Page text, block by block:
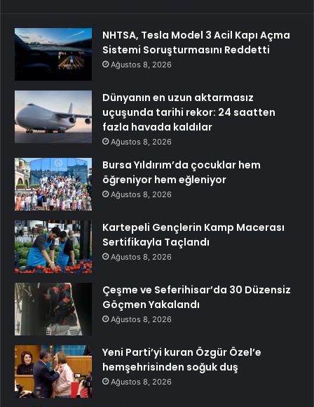
NHTSA, Tesla Model 3 Acil Kapı Açma
Sistemi Soruşturmasını Reddetti
Ağustos 8, 2026
Dünyanın en uzun aktarmasız
uçuşunda tarihi rekor: 24 saatten
fazla havada kaldılar
Ağustos 8, 2026
Bursa Yıldırım’da çocuklar hem
öğreniyor hem eğleniyor
Ağustos 8, 2026
Kartepeli Gençlerin Kamp Macerası
Sertifikayla Taçlandı
Ağustos 8, 2026
Çeşme ve Seferihisar’da 30 Düzensiz
Göçmen Yakalandı
Ağustos 8, 2026
Yeni Parti’yi kuran Özgür Özel’e
hemşehrisinden soğuk duş
Ağustos 8, 2026